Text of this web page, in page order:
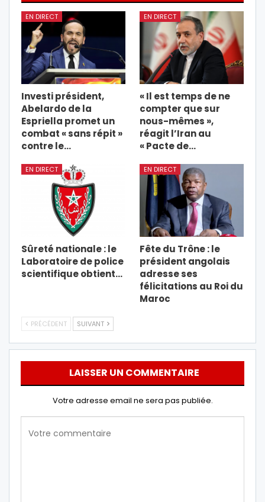
EN DIRECT
Investi président,
Abelardo de la
Espriella promet un
combat « sans répit »
contre le…
EN DIRECT
« Il est temps de ne
compter que sur
nous-mêmes »,
réagit l’Iran au
« Pacte de…
EN DIRECT
Sûreté nationale : le
Laboratoire de police
scientifique obtient…
EN DIRECT
Fête du Trône : le
président angolais
adresse ses
félicitations au Roi du
Maroc
PRÉCÉDENT SUIVANT
LAISSER UN COMMENTAIRE
Votre adresse email ne sera pas publiée.